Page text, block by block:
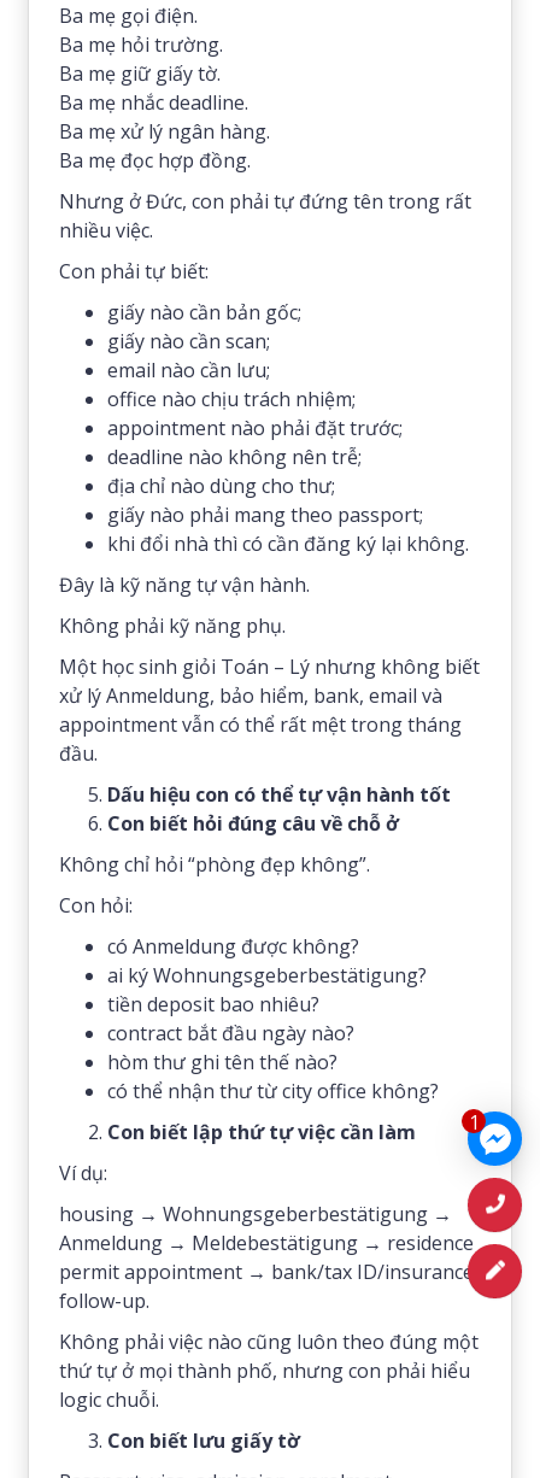
1
Ba mẹ gọi điện.
Ba mẹ hỏi trường.
Ba mẹ giữ giấy tờ.
Ba mẹ nhắc deadline.
Ba mẹ xử lý ngân hàng.
Ba mẹ đọc hợp đồng.
Nhưng ở Đức, con phải tự đứng tên trong rất
nhiều việc.
Con phải tự biết:
giấy nào cần bản gốc;
giấy nào cần scan;
email nào cần lưu;
office nào chịu trách nhiệm;
appointment nào phải đặt trước;
deadline nào không nên trễ;
địa chỉ nào dùng cho thư;
giấy nào phải mang theo passport;
khi đổi nhà thì có cần đăng ký lại không.
Đây là kỹ năng tự vận hành.
Không phải kỹ năng phụ.
Một học sinh giỏi Toán – Lý nhưng không biết
xử lý Anmeldung, bảo hiểm, bank, email và
appointment vẫn có thể rất mệt trong tháng
đầu.
Dấu hiệu con có thể tự vận hành tốt
Con biết hỏi đúng câu về chỗ ở
Không chỉ hỏi “phòng đẹp không”.
Con hỏi:
có Anmeldung được không?
ai ký Wohnungsgeberbestätigung?
tiền deposit bao nhiêu?
contract bắt đầu ngày nào?
hòm thư ghi tên thế nào?
có thể nhận thư từ city office không?
Con biết lập thứ tự việc cần làm
Ví dụ:
housing → Wohnungsgeberbestätigung →
Anmeldung → Meldebestätigung → residence
permit appointment → bank/tax ID/insurance
follow-up.
Không phải việc nào cũng luôn theo đúng một
thứ tự ở mọi thành phố, nhưng con phải hiểu
logic chuỗi.
Con biết lưu giấy tờ